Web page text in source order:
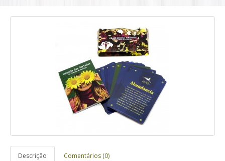
Descrição Comentários (0)